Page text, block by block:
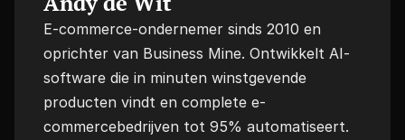
E-commerce-ondernemer sinds 2010 en
oprichter van Business Mine. Ontwikkelt AI-
software die in minuten winstgevende
producten vindt en complete e-
commercebedrijven tot 95% automatiseert.